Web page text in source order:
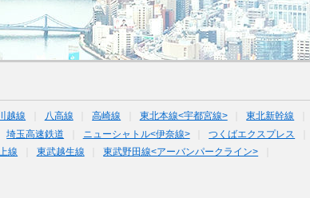
越線 八高線 高崎線 東北本線<宇都宮線> 東北新幹線
埼玉高速鉄道 ニューシャトル<伊奈線> つくばエクスプレス
線 東武越生線
東武野田線<アーバンパークライン>